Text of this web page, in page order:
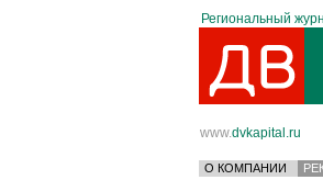
Региональный
www.dvkapital.ru
О КОМПАНИИ